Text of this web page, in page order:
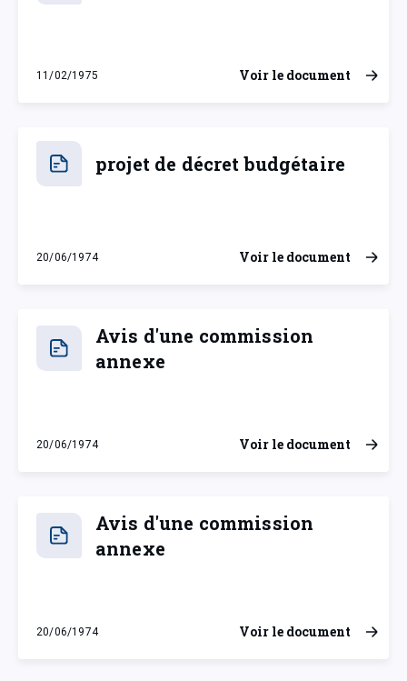
11/02/1975
mardi 11 février 1975
Voir le document
projet de décret budgétaire
20/06/1974
jeudi 20 juin 1974
Voir le document
Avis d'une commission
annexe
20/06/1974
jeudi 20 juin 1974
Voir le document
Avis d'une commission
annexe
20/06/1974
jeudi 20 juin 1974
Voir le document